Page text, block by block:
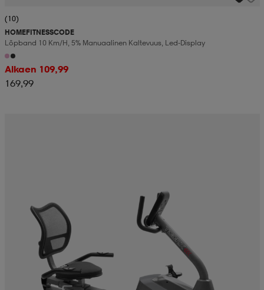
(10)
HOMEFITNESSCODE
Löpband 10 Km/h, 5% Manuaalinen Kaltevuus, Led-Display
Alkaen 109,99
169,99